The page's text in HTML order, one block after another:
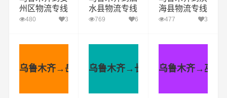
州区物流专线
_乌鲁木齐到
480 3
水县物流专线
_乌鲁木齐到
769 6
海县物流专线
_乌鲁木齐到
477 3
乌鲁木齐→岳普湖县乌鲁木齐→长安区乌鲁木齐→巫溪